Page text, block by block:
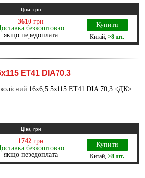
Ціна, грн
3610 грн
безкоштовно
якщо передоплата
Купити
Китай >8 шт.
ET41 DIA70.3
16х6,5 5х115 ET41 DIA 70,3 <ДК>
Ціна, грн
1742 грн
безкоштовно
якщо передоплата
Купити
Китай >8 шт.